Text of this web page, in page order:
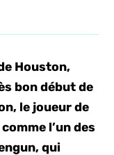
Houston,
bon début de
le joueur de
l’un des
qui